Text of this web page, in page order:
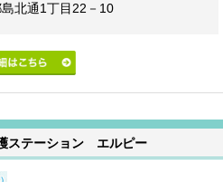
北通1丁目22－10
ステーション エルピー